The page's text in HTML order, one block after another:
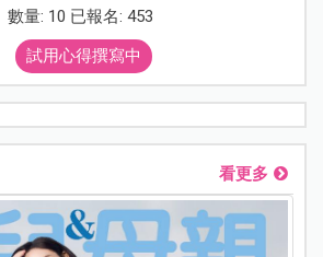
數量: 10 已報名: 453
試用心得撰寫中
看更多